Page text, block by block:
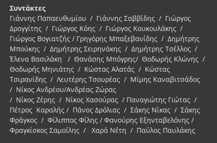
Συντάκτες
Γιάννης Παπαευθυμίου / Γιάννης Σαββίδης / Γιώργος
Δρογγίτης / Γιώργος Κόης / Γιώργος Κουκουλάκης /
Γιώργος Βογιατζής / Γρηγόρης Μπαξεβανίδης / Δημήτρης
Μπούκης / Δημήτρης Σειρηνάκης / Δημήτρης Τσέλλος /
Έλενα Βασιλάκη / Θανάσης Μπόγρης/ Θοδωρής Κλώνης /
Θοδωρής Μηνιάτης / Κώστας Αλατάς / Κώστας
Τσιρανίδης / Λευτέρης Τσουρέας / Μίμης Καναβιτσάδος
/ Νίκος Ανδρέου/Ανδρέας Ζώρας
/ Νίκος Ζέρης / Νίκος Χασούρας / Παναγιώτης Γιώτας /
Πέτρος Καραλής / Πάνος Δρόλιας / Σάκης Νίκας / Σάκης
Φράγκος / Φίλιππος Φίλης / Φανούρης Εξηνταβελόνης /
Φραγκίσκος Σαμοΐλης / Χαρά Νέτη / Παύλος Παυλάκης